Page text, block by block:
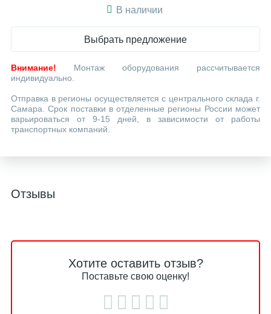
В наличии
Выбрать предложение
Внимание! Монтаж оборудования рассчитывается
индивидуально.
Отправка в регионы осуществляется с центрального склада г.
Самара. Срок поставки в отделенные регионы России может
варьироваться от 9-15 дней, в зависимости от работы
транспортных компаний.
Отзывы
Хотите оставить отзыв?
Поставьте свою оценку!